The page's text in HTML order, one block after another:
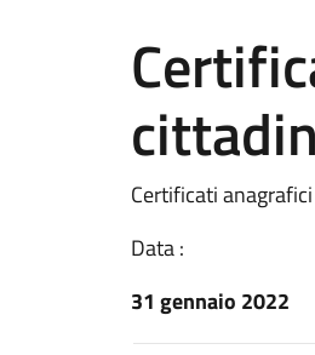
Certificati
Data :
31 gennaio 2022